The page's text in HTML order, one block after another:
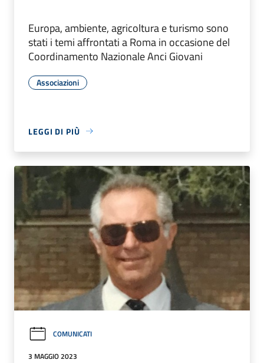
Europa, ambiente, agricoltura e turismo sono
stati i temi affrontati a Roma in occasione del
Coordinamento Nazionale Anci Giovani
Associazioni
LEGGI DI PIÙ
COMUNICATI
3 MAGGIO 2023